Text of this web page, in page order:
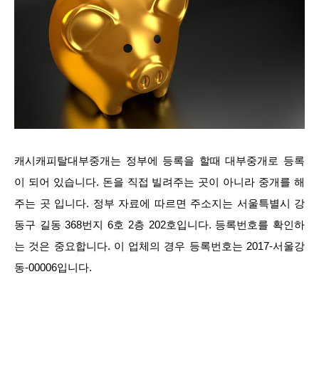
캐시캐피탈대부중개는 정부에 등록을 할때 대부중개로 등록
이 되어 있습니다. 돈을 직접 빌려주는 곳이 아니라 중개를 해
주는 곳 입니다. 정부 자료에 따르면 주소지는 서울특별시 강
동구 길동 368번지 6호 2층 202호입니다. 등록번호를 확인하
는 것은 중요합니다. 이 업체의 경우 등록번호는 2017-서울강
동-00006입니다.